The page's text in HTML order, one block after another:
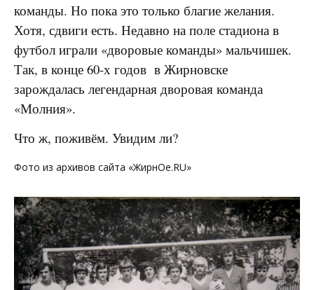
команды. Но пока это только благие желания.
Хотя, сдвиги есть. Недавно на поле стадиона в
футбол играли «дворовые команды» мальчишек.
Так, в конце 60-х годов в Жирновске
зарождалась легендарная дворовая команда
«Молния».
Что ж, поживём. Увидим ли?
Фото из архивов сайта «ЖирнОе.RU»